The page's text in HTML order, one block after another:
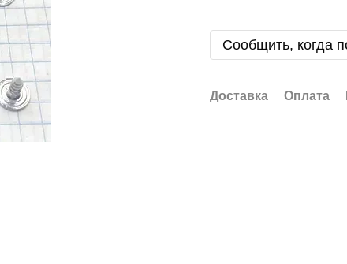
Сообщить, когда
Доставка Оплата